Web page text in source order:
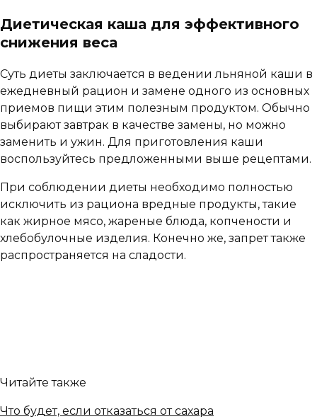
Диетическая каша для эффективного
снижения веса
Суть диеты заключается в ведении льняной каши в
ежедневный рацион и замене одного из основных
приемов пищи этим полезным продуктом. Обычно
выбирают завтрак в качестве замены, но можно
заменить и ужин. Для приготовления каши
воспользуйтесь предложенными выше рецептами.
При соблюдении диеты необходимо полностью
исключить из рациона вредные продукты, такие
как жирное мясо, жареные блюда, копчености и
хлебобулочные изделия. Конечно же, запрет также
распространяется на сладости.
Читайте также
Что будет, если отказаться от сахара